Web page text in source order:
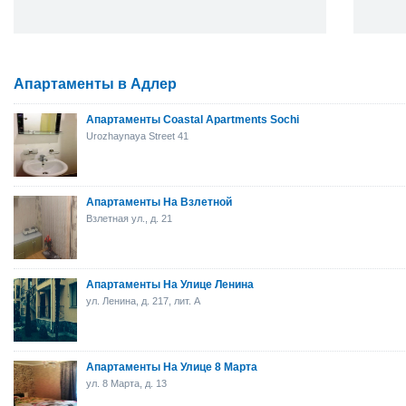
Апартаменты в Адлер
Апартаменты Coastal Apartments Sochi
Urozhaynaya Street 41
Апартаменты На Взлетной
Взлетная ул., д. 21
Апартаменты На Улице Ленина
ул. Ленина, д. 217, лит. А
Апартаменты На Улице 8 Марта
ул. 8 Марта, д. 13